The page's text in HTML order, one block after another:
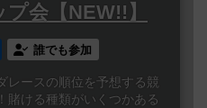
会【NEW!!】
誰でも参加
レースの順位を予想する競
賭ける種類がいくつかある